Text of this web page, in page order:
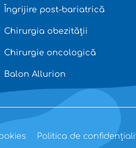
Îngrijire post-bariatrică
Chirurgia obezității
Chirurgie oncologică
Balon Allurion
Politica de